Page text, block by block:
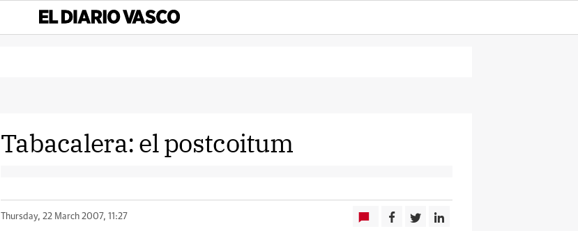
Tabacalera: el postcoitum
Thursday, 22 March 2007, 11:27